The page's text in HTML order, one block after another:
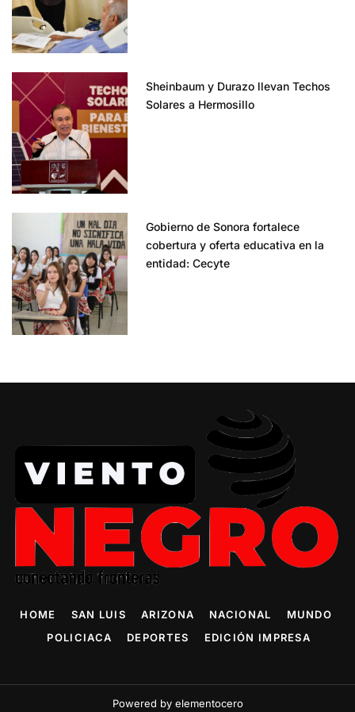
Sheinbaum y Durazo llevan Techos
Solares a Hermosillo
Gobierno de Sonora fortalece
cobertura y oferta educativa en la
entidad: Cecyte
HOME SAN LUIS ARIZONA NACIONAL
MUNDO
POLICIACA
DEPORTES EDICIÓN IMPRESA
Powered by elementocero